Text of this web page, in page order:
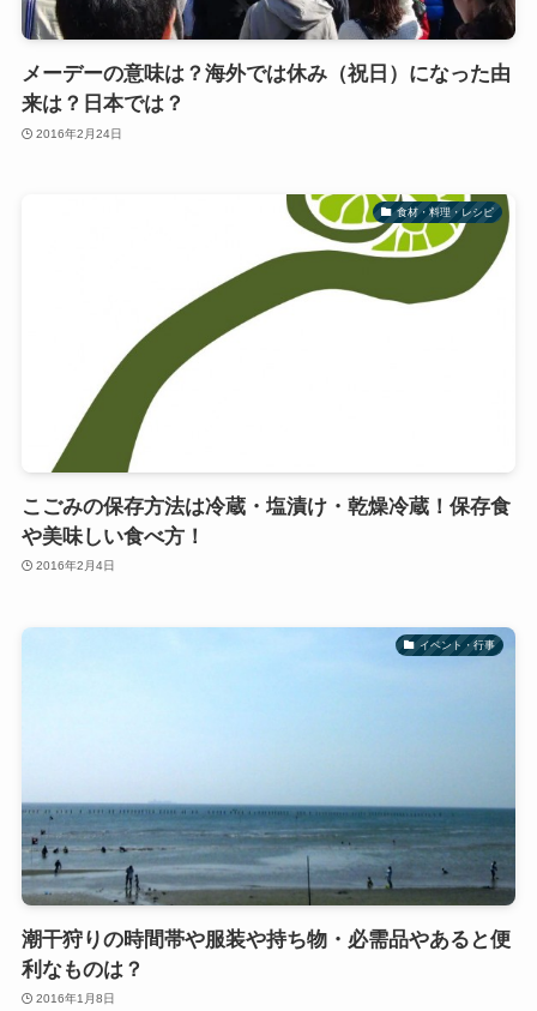
メーデーの意味は？海外では休み（祝日）になった由
来は？日本では？
2016年2月24日
食材・料理・レシピ
こごみの保存方法は冷蔵・塩漬け・乾燥冷蔵！保存食
や美味しい食べ方！
2016年2月4日
イベント・行事
潮干狩りの時間帯や服装や持ち物・必需品やあると便
利なものは？
2016年1月8日